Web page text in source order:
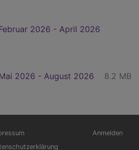
2026 - April 2026
2026 - August 2026 8.2 MB
Anmelden